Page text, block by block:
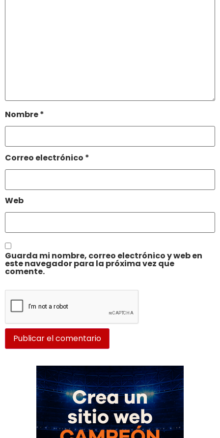
Nombre*
Correo electrónico *
Web
Guarda mi nombre, correo electrónico y web en
este navegador para la próxima vez que
comente.